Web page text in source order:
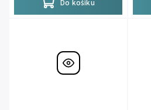
Do košíku